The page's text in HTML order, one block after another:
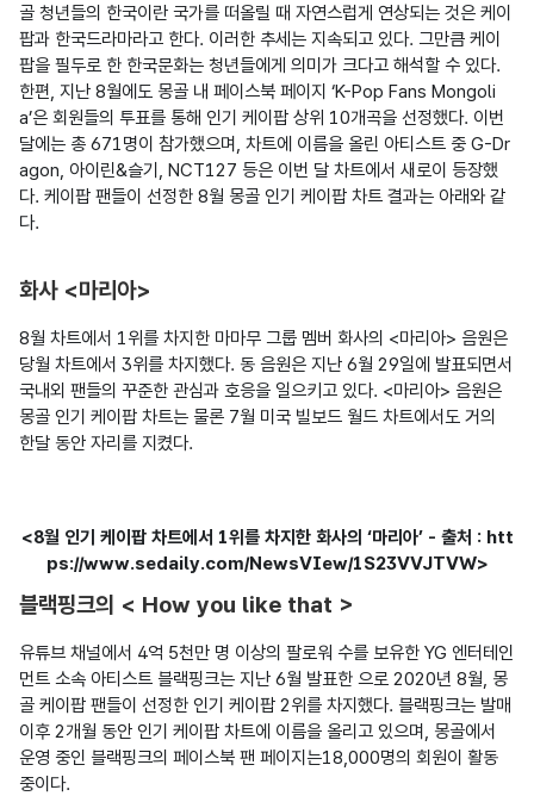
골 청년들의 한국이란 국가를 떠올릴 때 자연스럽게 연상되는 것은 케이
팝과 한국드라마라고 한다. 이러한 추세는 지속되고 있다. 그만큼 케이
팝을 필두로 한 한국문화는 청년들에게 의미가 크다고 해석할 수 있다.
한편, 지난 8월에도 몽골 내 페이스북 페이지 ‘K-Pop Fans Mongoli
a’은 회원들의 투표를 통해 인기 케이팝 상위 10개곡을 선정했다. 이번
달에는 총 671명이 참가했으며, 차트에 이름을 올린 아티스트 중 G-Dr
agon, 아이린&슬기, NCT127 등은 이번 달 차트에서 새로이 등장했
다. 케이팝 팬들이 선정한 8월 몽골 인기 케이팝 차트 결과는 아래와 같
다.
화사 <마리아>
8월 차트에서 1위를 차지한 마마무 그룹 멤버 화사의 <마리아> 음원은
당월 차트에서 3위를 차지했다. 동 음원은 지난 6월 29일에 발표되면서
국내외 팬들의 꾸준한 관심과 호응을 일으키고 있다. <마리아> 음원은
몽골 인기 케이팝 차트는 물론 7월 미국 빌보드 월드 차트에서도 거의
한달 동안 자리를 지켰다.
<8월 인기 케이팝 차트에서 1위를 차지한 화사의 ‘마리아’ - 출처 : htt
ps://www.sedaily.com/NewsVIew/1S23VVJTVW>
블랙핑크의 < How you like that >
유튜브 채널에서 4억 5천만 명 이상의 팔로워 수를 보유한 YG 엔터테인
먼트 소속 아티스트 블랙핑크는 지난 6월 발표한 으로 2020년 8월, 몽
골 케이팝 팬들이 선정한 인기 케이팝 2위를 차지했다. 블랙핑크는 발매
이후 2개월 동안 인기 케이팝 차트에 이름을 올리고 있으며, 몽골에서
운영 중인 블랙핑크의 페이스북 팬 페이지는18,000명의 회원이 활동
중이다.